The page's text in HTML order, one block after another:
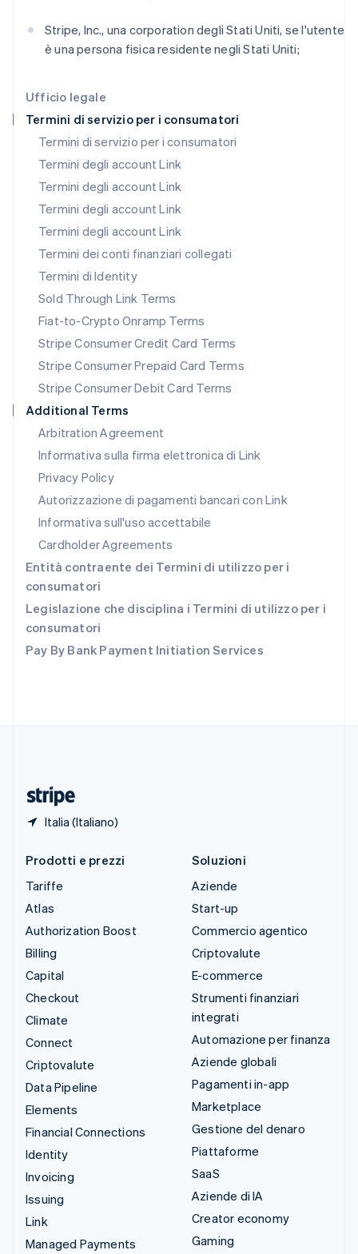
Ufficio legale
Termini di servizio per i consumatori
Termini di servizio per i consumatori
Termini degli account Link
Termini degli account Link
Termini degli account Link
Termini degli account Link
Termini dei conti finanziari collegati
Termini di Identity
Sold Through Link Terms
Fiat-to-Crypto Onramp Terms
Stripe Consumer Credit Card Terms
Stripe Consumer Prepaid Card Terms
Stripe Consumer Debit Card Terms
Additional Terms
Arbitration Agreement
Informativa sulla firma elettronica di Link
Privacy Policy
Autorizzazione di pagamenti bancari con Link
Informativa sull'uso accettabile
Cardholder Agreements
Entità contraente dei Termini di utilizzo per i
consumatori
Legislazione che disciplina i Termini di utilizzo per i
consumatori
Pay By Bank Payment Initiation Services
Stripe, Inc., una corporation degli Stati Uniti, se l'utente
è una persona fisica residente negli Stati Uniti;
Italia (Italiano)
DeutschEnglish
Lituania
Lussemburgo
FrançaisDeutsch
Malaysia
English 简体中文
English
Messico
Norvegia
English
Nuova Zelanda
Paesi Bassi
NederlandsEnglish
Polonia
English
Portogallo
Português English
RAS di Hong Kong, Cina
English简体中文
Regno Unito
Repubblica Ceca
English
Romania
English
English简体中文
Slovacchia
Slovenia
EnglishItaliano
Spagna
Español English
EnglishEspañol简体中文
Prodotti e prezzi
Tariffe
Atlas
Authorization Boost
Billing
Capital
Checkout
Climate
Connect
Criptovalute
Data Pipeline
Elements
Financial Connections
Identity
Invoicing
Issuing
Link
Managed Payments
Soluzioni
Aziende
Start-up
Commercio agentico
Criptovalute
E-commerce
Strumenti finanziari
integrati
Automazione per finanza
Aziende globali
Pagamenti in-app
Marketplace
Gestione del denaro
Piattaforme
SaaS
Aziende di IA
Creator economy
Gaming